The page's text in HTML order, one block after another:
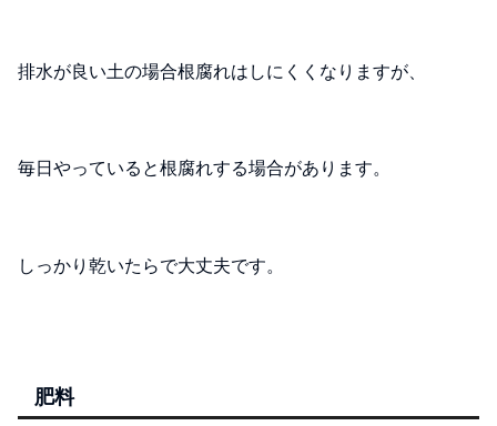
排水が良い土の場合根腐れはしにくくなりますが、
毎日やっていると根腐れする場合があります。
しっかり乾いたらで大丈夫です。
肥料